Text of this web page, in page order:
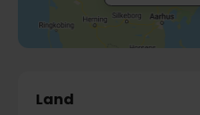
Land